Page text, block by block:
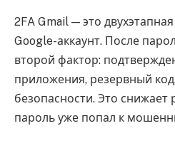
2FA Gmail — это
Google-аккаунт. После
второй фактор:
приложения, резервный
безопасности. Это снижает
пароль уже попал к